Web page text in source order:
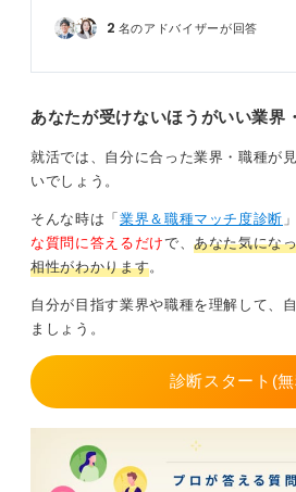
2 名のアドバイザーが回答
あなたが受けないほうがいい業界
就活では、自分に合った業界・職種が
いでしょう。
そんな時は「 業界＆職種マッチ度診断
な質問に答えるだけで、あなた気にな
相性がわかります。
自分が目指す業界や職種を理解して、
ましょう。
診断スタート(